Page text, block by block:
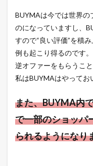
BUYMAは今では世界の
のになっていますし、
すので“良い評価”を積
例も起こり得るのです
逆オファーをもらうこ
私はBUYMAはやってお
また、BUYMA内
で一部のショッパ
られるようになり